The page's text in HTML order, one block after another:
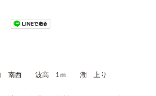
南西 波高 1ｍ 潮 上り